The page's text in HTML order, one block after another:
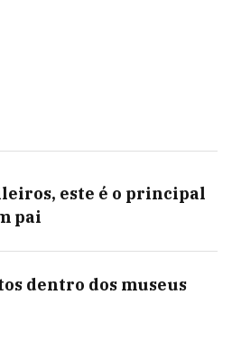
este é o principal
pai
dentro dos museus